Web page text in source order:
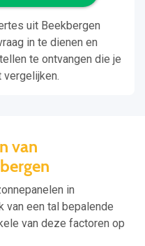
uit Beekbergen
in te dienen en
te ontvangen die je
vergelijken.
van
in
van een tal bepalende
van deze factoren op